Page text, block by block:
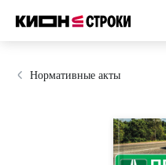
Нормативные акты